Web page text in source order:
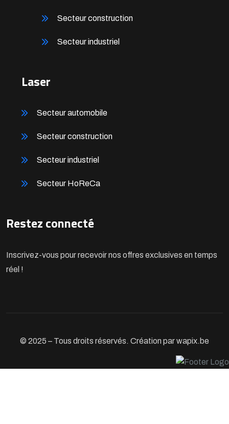
Secteur construction
Secteur industriel
Laser
Secteur automobile
Secteur construction
Secteur industriel
Secteur HoReCa
Restez connecté
Inscrivez-vous pour recevoir nos offres exclusives en temps
réel !
© 2025 – Tous droits réservés. Création par wapix.be